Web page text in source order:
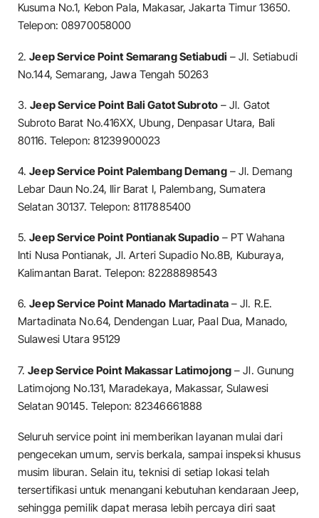
Kusuma No.1, Kebon Pala, Makasar, Jakarta Timur 13650.
Telepon: 08970058000
2.Jeep Service Point Semarang Setiabudi – Jl. Setiabudi
No.144, Semarang, Jawa Tengah 50263
3.Jeep Service Point Bali Gatot Subroto– Jl. Gatot
Subroto Barat No.416XX, Ubung, Denpasar Utara, Bali
80116. Telepon: 81239900023
4.Jeep Service Point Palembang Demang– Jl. Demang
Lebar Daun No.24, Ilir Barat I, Palembang, Sumatera
Selatan 30137. Telepon: 8117885400
5.Jeep Service Point Pontianak Supadio– PT Wahana
Inti Nusa Pontianak, Jl. Arteri Supadio No.8B, Kuburaya,
Kalimantan Barat. Telepon: 82288898543
6.Jeep Service Point Manado Martadinata– Jl. R.E.
Martadinata No.64, Dendengan Luar, Paal Dua, Manado,
Sulawesi Utara 95129
7.Jeep Service Point Makassar Latimojong – Jl. Gunung
Latimojong No.131, Maradekaya, Makassar, Sulawesi
Selatan 90145. Telepon: 82346661888
Seluruh service point ini memberikan layanan mulai dari
pengecekan umum, servis berkala, sampai inspeksi khusus
musim liburan. Selain itu, teknisi di setiap lokasi telah
tersertifikasi untuk menangani kebutuhan kendaraan Jeep,
sehingga pemilik dapat merasa lebih percaya diri saat